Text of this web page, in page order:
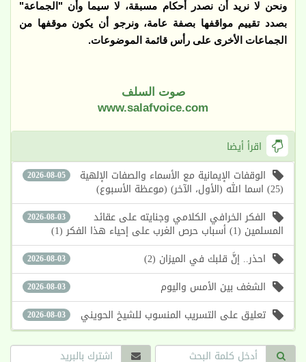
ونحن لا نريد أن نصدر أحكام مسبقة، لا سيما وأن "الجماعة"
بصدد تقييم مواقفها بصفة عامة، ونرجو أن يكون موقفها من
الجماعات الأخرى على رأس قائمة الموضوعات.
صوت السلف
www.salafvoice.com
اقرأ أيضا
2026-08-05 الوقفات الإيمانية مع الأسماء والصفات الإلهية
(25) اسما الله (الأول، الآخر) (موعظة الأسبوع)
2026-08-03 الفكر الخرافي الكلامي وجنايته على عقائد
المسلمين (1) أسباب حرص الغرب على إحياء هذا الفكر (1)
2026-08-03 احذر.. إنَّ قلبك في الميزان (2)
2026-08-03 الشغف بين الأمس واليوم
2026-08-03 تعليق على التسريب المنسوب للشيخ الحويني